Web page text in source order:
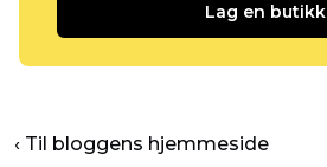
Lag en butikk
‹ Til bloggens hjemmeside